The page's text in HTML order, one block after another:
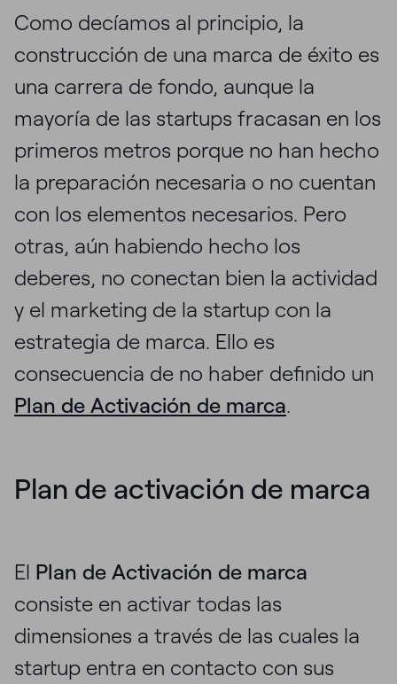
Como decíamos al principio, la
construcción de una marca de éxito es
una carrera de fondo, aunque la
mayoría de las startups fracasan en los
primeros metros porque no han hecho
la preparación necesaria o no cuentan
con los elementos necesarios. Pero
otras, aún habiendo hecho los
deberes, no conectan bien la actividad
y el marketing de la startup con la
estrategia de marca. Ello es
consecuencia de no haber definido un
Plan de Activación de marca.
Plan de activación de marca
El Plan de Activación de marca
consiste en activar todas las
dimensiones a través de las cuales la
startup entra en contacto con sus